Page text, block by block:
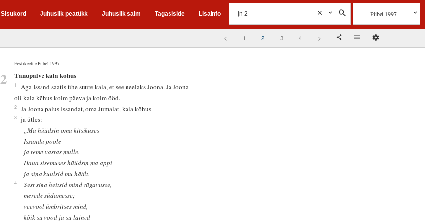
Sisukord Juhuslik peatükk Juhuslik salm Tagasiside Lisainfo Piibel 1997
< 1 2 3 4 >
Eestikeelne Piibel 1997
2 Tänupalve kala kõhus
1
Aga Issand saatis ühe suure kala, et see neelaks Joona. Ja Joona
oli kala kõhus kolm päeva ja kolm ööd.
2 Ja Joona palus Issandat, oma Jumalat, kala kõhus
3
ja ütles:
„Ma hüüdsin oma kitsikuses
Issanda poole
ja tema vastas mulle.
Haua sisemuses hüüdsin ma appi
ja sina kuulsid mu häält.
4
Sest sina heitsid mind sügavusse,
merede südamesse;
veevool ümbritses mind,
kõik su vood ja su lained